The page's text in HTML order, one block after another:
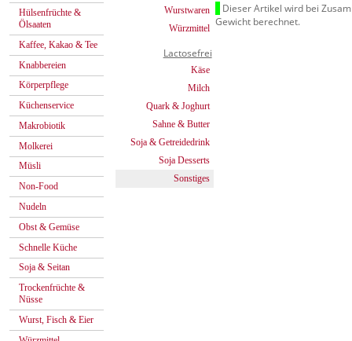
Hülsenfrüchte &
Ölsaaten
Kaffee, Kakao & Tee
Knabbereien
Körperpflege
Küchenservice
Makrobiotik
Molkerei
Müsli
Non-Food
Nudeln
Obst & Gemüse
Schnelle Küche
Soja & Seitan
Trockenfrüchte &
Nüsse
Wurst, Fisch & Eier
Wurstwaren
Würzmittel
Lactosefrei
Käse
Milch
Quark & Joghurt
Sahne & Butter
Soja & Getreidedrink
Soja Desserts
Sonstiges
Dieser Artikel wird bei
Gewicht berechnet.